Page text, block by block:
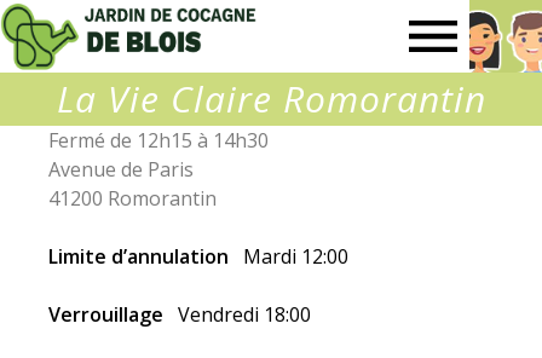
de
de
Blois
La Vie Claire Romorantin
Fermé de 12h15 à 14h30
Avenue de Paris
41200 Romorantin
Limite d’annulation Mardi 12:00
Verrouillage Vendredi 18:00